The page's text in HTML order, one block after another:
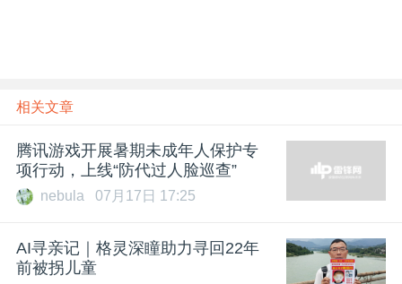
相关文章
腾讯游戏开展暑期未成年人保护专
项行动，上线“防代过人脸巡查”
nebula 07月17日 17:25
AI寻亲记｜格灵深瞳助力寻回22年
前被拐儿童